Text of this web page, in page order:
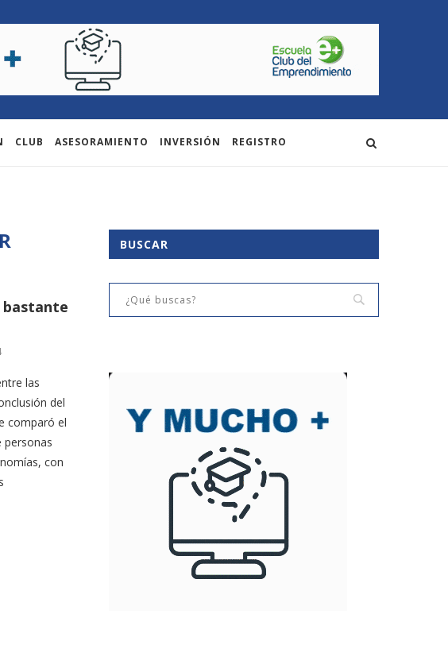
CLUB ASESORAMIENTO INVERSIÓN REGISTRO
bastante
las
del
comparó el
personas
con
BUSCAR